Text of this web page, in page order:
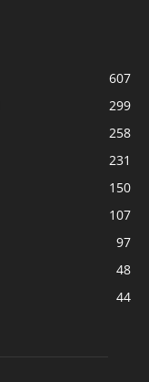
607
299
258
231
150
107
97
48
44